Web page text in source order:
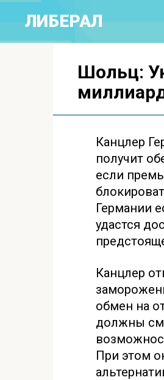
контенту
ЛИБЕРАЛ
Шольц:
Канцлер
получит
если
Германии
удастся
Канцлер
обмен на
должны
При этом